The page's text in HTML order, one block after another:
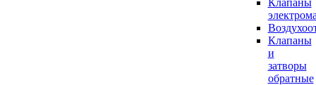
Клапаны
Клапаны
и
затворы
обратные